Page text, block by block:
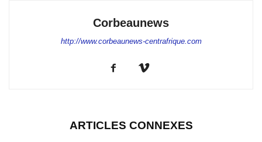
Corbeaunews
http://www.corbeaunews-centrafrique.com
ARTICLES CONNEXES